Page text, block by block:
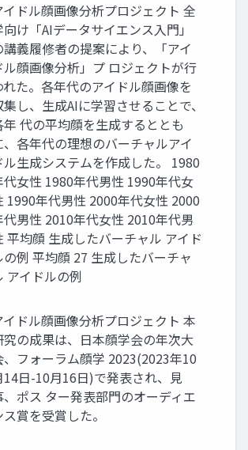
イドル顔画像分析プロジェクト 全
向け「AIデータサイエンス入門」
講義履修者の提案により、「アイ
ル顔画像分析」プ ロジェクトが行
れた。各年代のアイドル顔画像を
集し、生成AIに学習させることで、
年 代の平均顔を生成するととも
、各年代の理想のバーチャルアイ
ル生成システムを作成した。 1980
代女性 1980年代男性 1990年代女
1990年代男性 2000年代女性 2000
代男性 2010年代女性 2010年代男
平均顔 生成したバーチャル アイド
の例 平均顔 27 生成したバーチャ
アイドルの例
イドル顔画像分析プロジェクト 本
究の成果は、日本顔学会の年次大
、フォーラム顔学 2023(2023年10
14日-10月16日)で発表され、見
、ポス ター発表部門のオーディエ
ス賞を受賞した。